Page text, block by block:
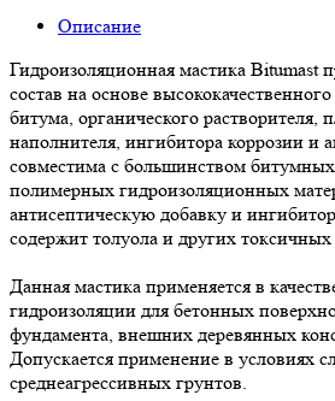
Описание
Гидроизоляционная мастика Bitumast
состав на основе
битума, органического растворителя,
наполнителя, ингибитора коррозии и
совместима с большинством
полимерных гидроизоляционных
антисептическую добавку и
содержит толуола и других токсичных
Данная мастика применяется в
гидроизоляции для бетонных
фундамента, внешних деревянных
Допускается применение в условиях
среднеагрессивных грунтов.